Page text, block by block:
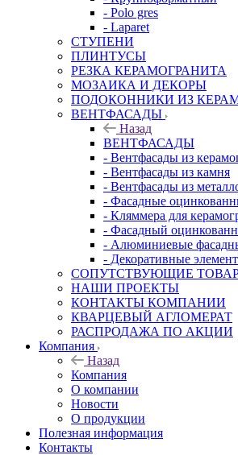
- Polo gres
- Laparet
СТУПЕНИ
ПЛИНТУСЫ
РЕЗКА КЕРАМОГРАНИТА
МОЗАИКА И ДЕКОРЫ
ПОДОКОННИКИ ИЗ
ВЕНТФАСАДЫ
Назад
ВЕНТФАСАДЫ
- Вентфасады из
- Вентфасады из камня
- Вентфасады из
- Фасадные
- Кляммера для
- Фасадный
- Алюминиевые
- Декоративные
СОПУТСТВУЮЩИЕ
НАШИ ПРОЕКТЫ
КОНТАКТЫ КОМПАНИИ
КВАРЦЕВЫЙ АГЛОМЕРАТ
РАСПРОДАЖА ПО АКЦИИ
Компания
Назад
Компания
О компании
Новости
О продукции
Полезная информация
Контакты